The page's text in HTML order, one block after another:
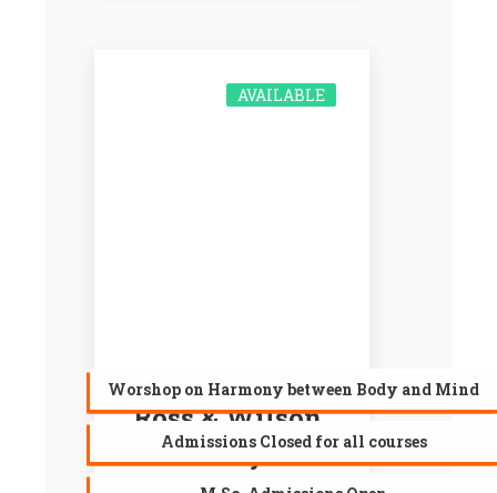
Worshop on Harmony between Body and Mind
Admissions Closed for all courses
Ross & Wilson,
Anatomy and
AVAILABLE